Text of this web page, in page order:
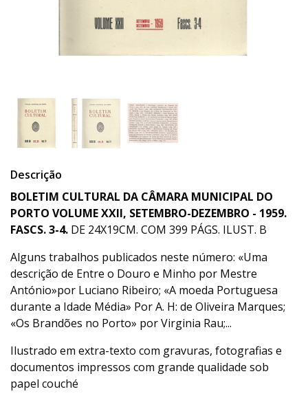
Descrição
BOLETIM CULTURAL DA CÂMARA MUNICIPAL DO
PORTO VOLUME XXII, SETEMBRO-DEZEMBRO - 1959.
FASCS. 3-4. DE 24X19CM. COM 399 PÁGS. ILUST. B
Alguns trabalhos publicados neste número: «Uma
descrição de Entre o Douro e Minho por Mestre
António»por Luciano Ribeiro; «A moeda Portuguesa
durante a Idade Média» Por A. H: de Oliveira Marques;
«Os Brandões no Porto» por Virginia Rau;...
Ilustrado em extra-texto com gravuras, fotografias e
documentos impressos com grande qualidade sob
papel couché